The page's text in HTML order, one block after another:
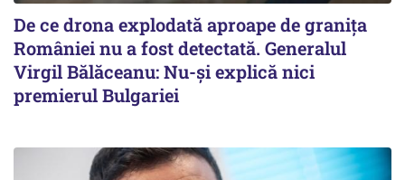
De ce drona explodată aproape de granița
României nu a fost detectată. Generalul
Virgil Bălăceanu: Nu-și explică nici
premierul Bulgariei